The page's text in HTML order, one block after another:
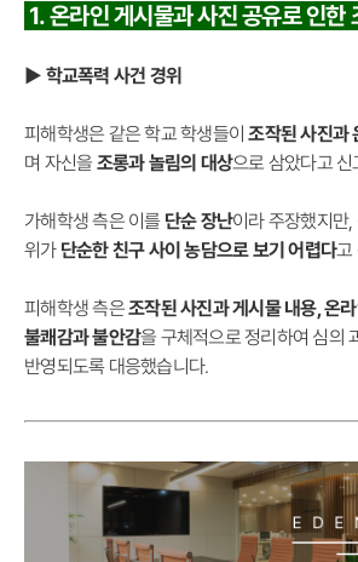
1. 온라인 게시물과 사진 공유로 인한
▶ 학교폭력 사건 경위
피해학생은 같은 학교 학생들이조작된 사진과
며 자신을 조롱과 놀림의 대상으로 삼았다고 신
가해학생 측은 이를 단순 장난이라 주장했지만
위가 단순한 친구 사이 농담으로 보기 어렵다고
피해학생 측은조작된 사진과 게시물 내용, 온
불쾌감과 불안감을 구체적으로 정리하여 심의
반영되도록 대응했습니다.